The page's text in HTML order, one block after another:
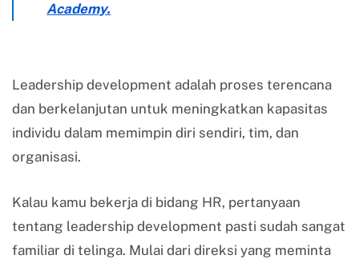
Academy.
Leadership development adalah proses terencana
dan berkelanjutan untuk meningkatkan kapasitas
individu dalam memimpin diri sendiri, tim, dan
organisasi.
Kalau kamu bekerja di bidang HR, pertanyaan
tentang leadership development pasti sudah sangat
familiar di telinga. Mulai dari direksi yang meminta